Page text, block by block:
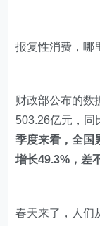
报复性消费，哪
财政部公布的数
503.26亿元，同
季度来看，全国
增长49.3%，差
春天来了，人们